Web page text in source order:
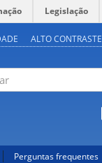
Legislação
ALTO CONTRASTE
Perguntas frequentes